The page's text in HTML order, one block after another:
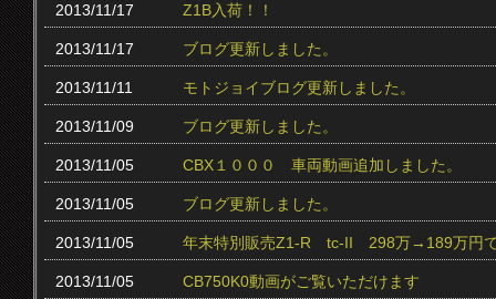
2013/11/17 Z1B入荷！！
2013/11/17 ブログ更新しました。
2013/11/11 モトジョイブログ更新しました。
2013/11/09 ブログ更新しました。
2013/11/05 CBX１０００ 車両動画追加しました。
2013/11/05 ブログ更新しました。
2013/11/05 年末特別販売Z1-R tc‐II 298万→189万円
2013/11/05 CB750K0動画がご覧いただけます